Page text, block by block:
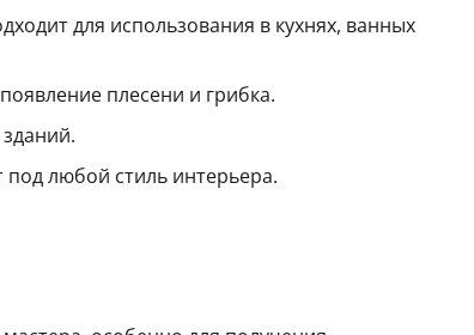
для использования в кухнях, ванных
плесени и грибка.
любой стиль интерьера.